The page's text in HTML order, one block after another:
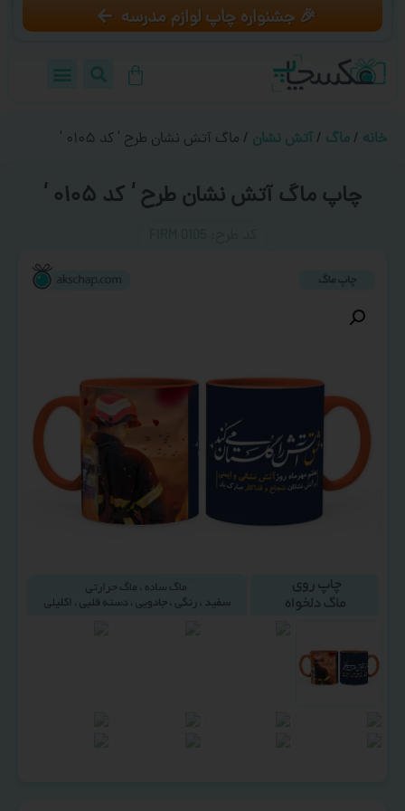
🎉 جشنواره چاپ لوازم مدرسه
خانه / ماگ / آتش نشان / ماگ آتش نشان طرح ‘ کد ۰۱۰۵ ‘
چاپ ماگ آتش نشان طرح ‘ کد ۰۱۰۵ ‘